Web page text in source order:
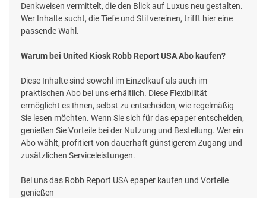
Denkweisen vermittelt, die den Blick auf Luxus neu gestalten.
Wer Inhalte sucht, die Tiefe und Stil vereinen, trifft hier eine
passende Wahl.
Warum bei United Kiosk Robb Report USA Abo kaufen?
Diese Inhalte sind sowohl im Einzelkauf als auch im
praktischen Abo bei uns erhältlich. Diese Flexibilität
ermöglicht es Ihnen, selbst zu entscheiden, wie regelmäßig
Sie lesen möchten. Wenn Sie sich für das epaper entscheiden,
genießen Sie Vorteile bei der Nutzung und Bestellung. Wer ein
Abo wählt, profitiert von dauerhaft günstigerem Zugang und
zusätzlichen Serviceleistungen.
Bei uns das Robb Report USA epaper kaufen und Vorteile
genießen